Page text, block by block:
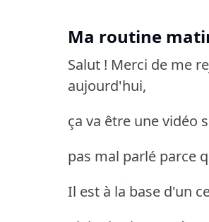
Ma routine
Salut ! Merci de me
aujourd'hui,
ça va être une vidéo
pas mal parlé parce
Il est à la base d'un